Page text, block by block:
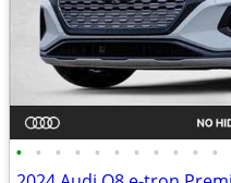
• • • • • • • • • • •